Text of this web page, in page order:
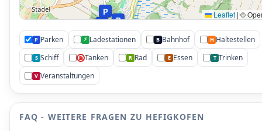
P
P
P
P
Leaflet |©
P Parken ⚡ Ladestationen B Bahnhof H Haltestellen
S Schiff ⛽ Tanken R Rad E Essen T Trinken
V Veranstaltungen
FAQ - WEITERE FRAGEN ZU HEFIGKOFEN